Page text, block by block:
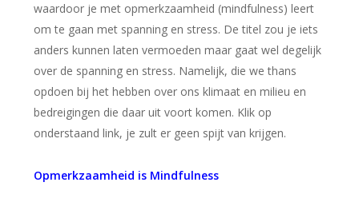
waardoor je met opmerkzaamheid (mindfulness) leert
om te gaan met spanning en stress. De titel zou je iets
anders kunnen laten vermoeden maar gaat wel degelijk
over de spanning en stress. Namelijk, die we thans
opdoen bij het hebben over ons klimaat en milieu en
bedreigingen die daar uit voort komen. Klik op
onderstaand link, je zult er geen spijt van krijgen.
Opmerkzaamheid is Mindfulness